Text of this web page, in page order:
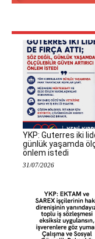
YKP: Guterres iki
günlük yaşamda
önlem istedi
31/07/2026